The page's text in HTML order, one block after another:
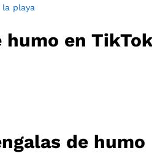
playa
humo en
de humo